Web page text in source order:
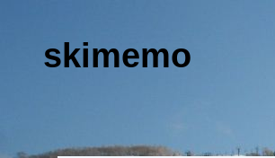
skimemo